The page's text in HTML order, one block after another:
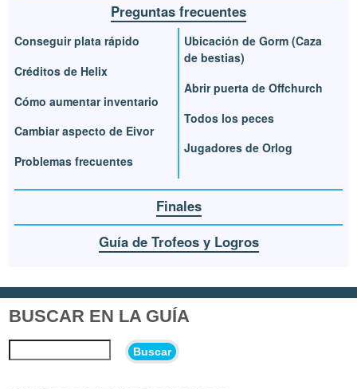
Preguntas frecuentes
Conseguir plata rápido
Créditos de Helix
Cómo aumentar inventario
Cambiar aspecto de Eivor
Problemas frecuentes
Ubicación de Gorm (Caza
de bestias)
Abrir puerta de Offchurch
Todos los peces
Jugadores de Orlog
Finales
Guía de Trofeos y Logros
BUSCAR EN LA GUÍA
Buscar